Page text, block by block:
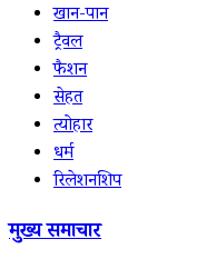
खान-पान
ट्रैवल
फैशन
सेहत
त्योहार
धर्म
रिलेशनशिप
मुख्य समाचार